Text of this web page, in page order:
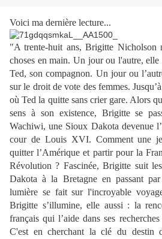
Voici ma dernière lecture...
"A trente-huit ans, Brigitte Nicholson
choses en main. Un jour ou l'autre,
Ted, son compagnon. Un jour ou
sur le droit de vote des femmes.
où Ted la quitte sans crier gare. Alors
sens à son existence, Brigitte se
Wachiwi, une Sioux Dakota devenue
cour de Louis XVI. Comment une
quitter l’Amérique et partir pour la
Révolution ? Fascinée, Brigitte suit
Dakota à la Bretagne en passant
lumière se fait sur l'incroyable
Brigitte s’illumine, elle aussi : la
français qui l’aide dans ses
C'est en cherchant la clé du destin